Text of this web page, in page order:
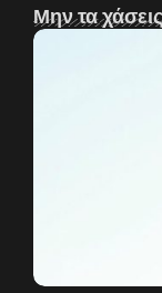
Μην τα χάσεις